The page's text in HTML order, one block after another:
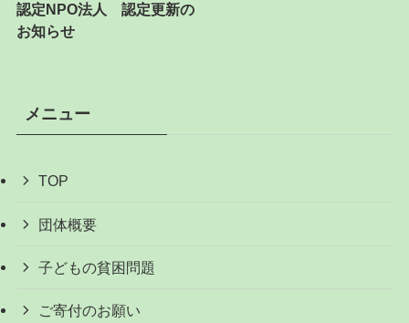
認定NPO法人 認定更新の
お知らせ
メニュー
TOP
団体概要
子どもの貧困問題
ご寄付のお願い